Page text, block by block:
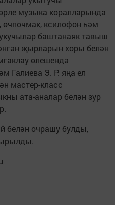
музыка коралларында
өчпочмак, ксилофон һәм
баштанаяк тавыш
җырларын хоры белән
өлешендә
Галиева Э. Р. яңа ел
мастер-класс
ата-аналар белән зур
белән очрашу булды,